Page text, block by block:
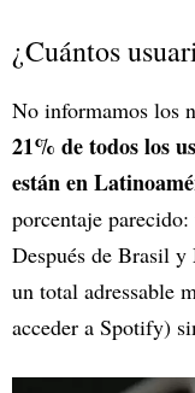
¿Cuántos
No informamos los
21% de todos los
están en
porcentaje
Después de Brasil
un total adressable
acceder a Spotify)